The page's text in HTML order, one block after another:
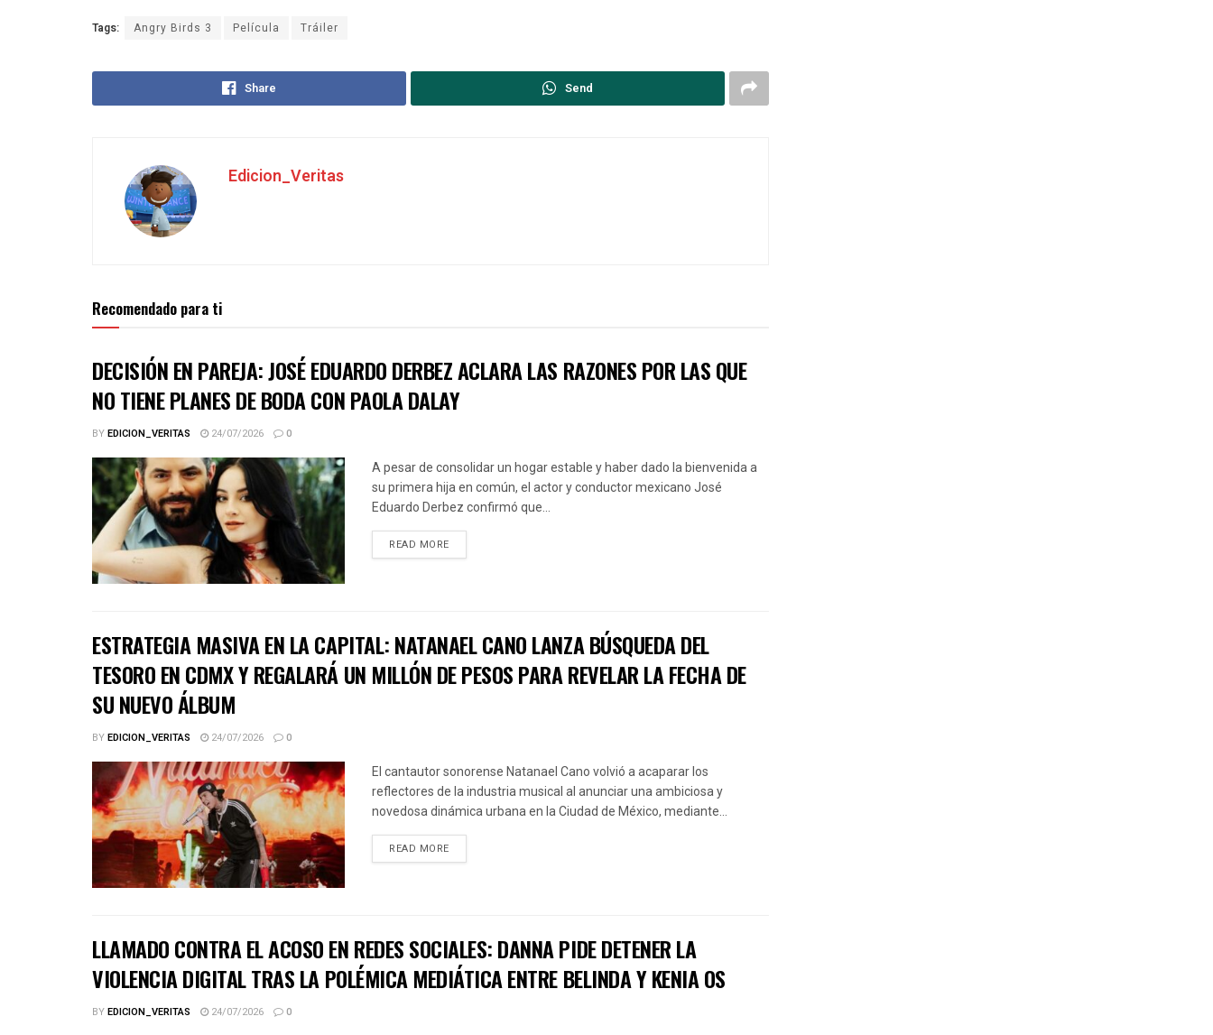
Tags: Angry Birds 3 Película Tráiler
Share Send
Edicion_Veritas
Recomendado para ti
DECISIÓN EN PAREJA: JOSÉ EDUARDO DERBEZ ACLARA LAS RAZONES POR LAS QUE
NO TIENE PLANES DE BODA CON PAOLA DALAY
BYEDICION_VERITAS 24/07/2026 0
A pesar de consolidar un hogar estable y haber dado la bienvenida a
su primera hija en común, el actor y conductor mexicano José
Eduardo Derbez confirmó que...
READ MORE
ESTRATEGIA MASIVA EN LA CAPITAL: NATANAEL CANO LANZA BÚSQUEDA DEL
TESORO EN CDMX Y REGALARÁ UN MILLÓN DE PESOS PARA REVELAR LA FECHA DE
SU NUEVO ÁLBUM
BYEDICION_VERITAS 24/07/2026 0
El cantautor sonorense Natanael Cano volvió a acaparar los
reflectores de la industria musical al anunciar una ambiciosa y
novedosa dinámica urbana en la Ciudad de México, mediante...
READ MORE
LLAMADO CONTRA EL ACOSO EN REDES SOCIALES: DANNA PIDE DETENER LA
VIOLENCIA DIGITAL TRAS LA POLÉMICA MEDIÁTICA ENTRE BELINDA Y KENIA OS
BYEDICION_VERITAS 24/07/2026 0